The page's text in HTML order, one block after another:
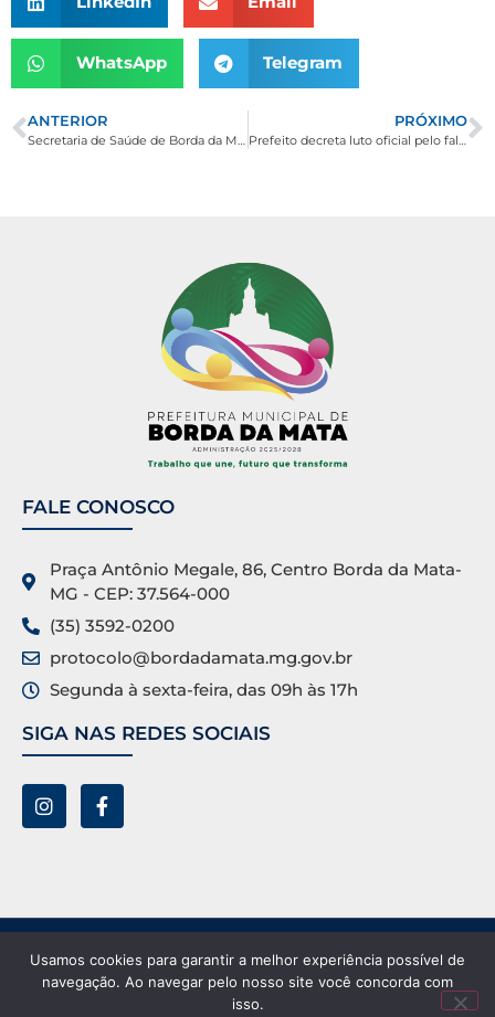
WhatsApp Telegram
ANTERIOR PRÓXIMO
FALE CONOSCO
Praça Antônio Megale, 86, Centro Borda da Mata-
MG - CEP: 37.564-000
(35) 3592-0200
protocolo@bordadamata.mg.gov.br
Segunda à sexta-feira, das 09h às 17h
SIGA NAS REDES SOCIAIS
Prefeitura Municipal de Borda da Mata ©. Todos os
direitos reservados.
Usamos cookies para garantir a melhor experiência possível de
navegação. Ao navegar pelo nosso site você concorda com
isso.